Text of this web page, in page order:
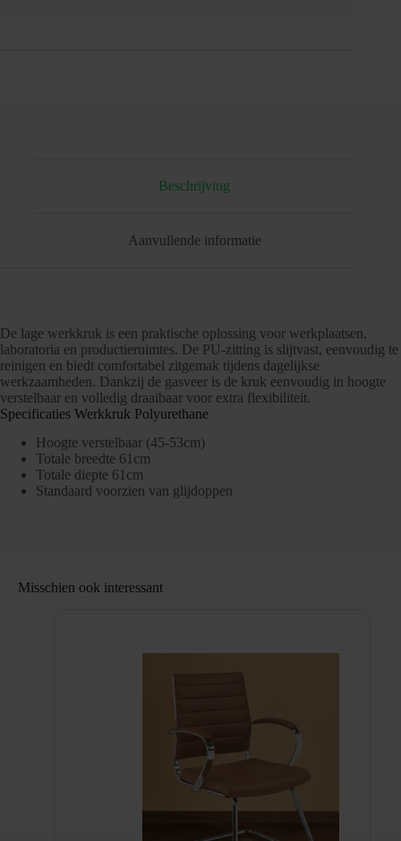
Beschrijving
Aanvullende informatie
De lage werkkruk is een praktische oplossing voor werkplaatsen,
laboratoria en productieruimtes. De PU-zitting is slijtvast, eenvoudig te
reinigen en biedt comfortabel zitgemak tijdens dagelijkse
werkzaamheden. Dankzij de gasveer is de kruk eenvoudig in hoogte
verstelbaar en volledig draaibaar voor extra flexibiliteit.
Specificaties Werkkruk Polyurethane
Hoogte verstelbaar (45-53cm)
Totale breedte 61cm
Totale diepte 61cm
Standaard voorzien van glijdoppen
Misschien ook interessant